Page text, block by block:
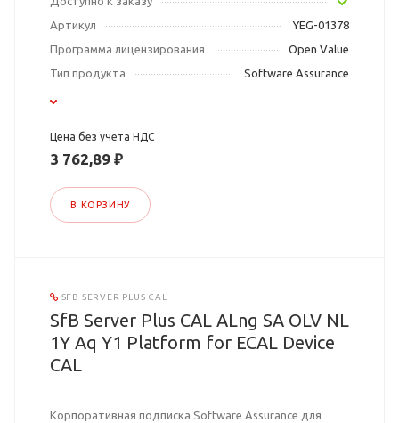
Артикул
YEG-01378
Программа лицензирования
Open Value
Тип продукта
Software Assurance
Цена без учета НДС
3 762,89 ₽
В КОРЗИНУ
SFB SERVER PLUS CAL
SfB Server Plus CAL ALng SA OLV NL
1Y Aq Y1 Platform for ECAL Device
CAL
Корпоративная подписка Software Assurance для